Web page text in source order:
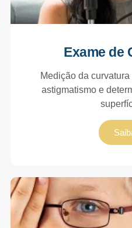
Exame de
Medição da
astigmatismo e